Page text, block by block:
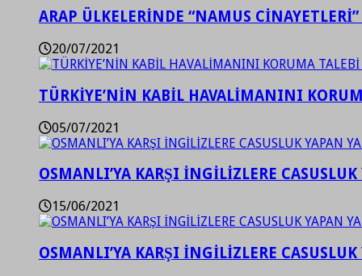
ARAP ÜLKELERİNDE “NAMUS
20/07/2021
TÜRKİYE’NİN KABİL HAVALİMANINI
05/07/2021
OSMANLI’YA KARŞI İNGİLİZLERE
15/06/2021
OSMANLI’YA KARŞI İNGİLİZLERE